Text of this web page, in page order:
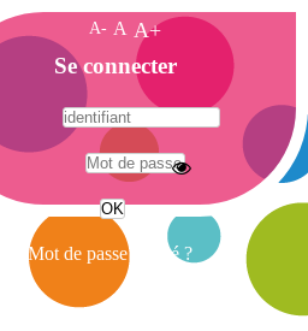
A- A A+
Se connecter
Mot de passe oublié ?